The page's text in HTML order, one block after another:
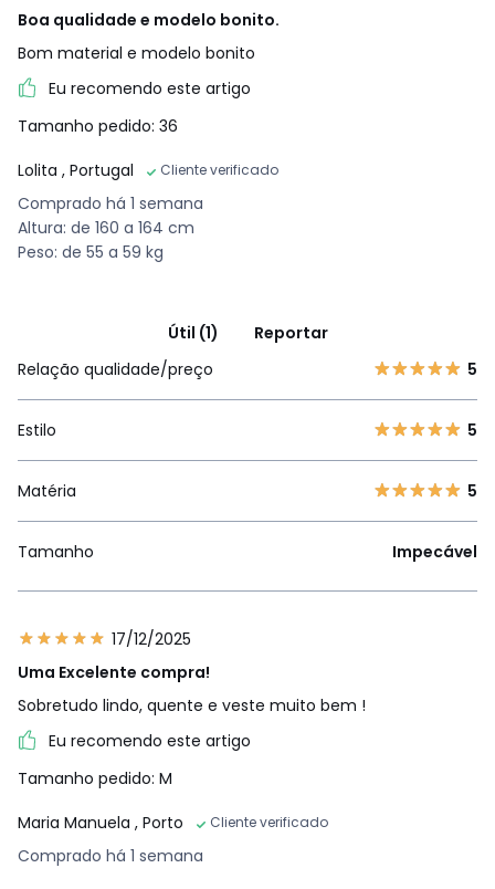
Boa qualidade e modelo bonito.
Bom material e modelo bonito
Eu recomendo este artigo
Tamanho pedido: 36
Lolita , Portugal Cliente verificado
Comprado há 1 semana
Altura: de 160 a 164 cm
Peso: de 55 a 59 kg
Útil (1)
Reportar
Relação qualidade/preço
5
Estilo 5
Matéria 5
Tamanho Impecável
17/12/2025
Uma Excelente compra!
Sobretudo lindo, quente e veste muito bem !
Eu recomendo este artigo
Tamanho pedido: M
Maria Manuela , Porto Cliente verificado
Comprado há 1 semana